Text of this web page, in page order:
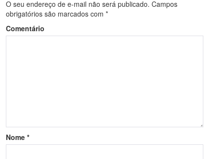
O seu endereço de e-mail não será publicado. Campos
obrigatórios são marcados com *
Comentário
Nome *